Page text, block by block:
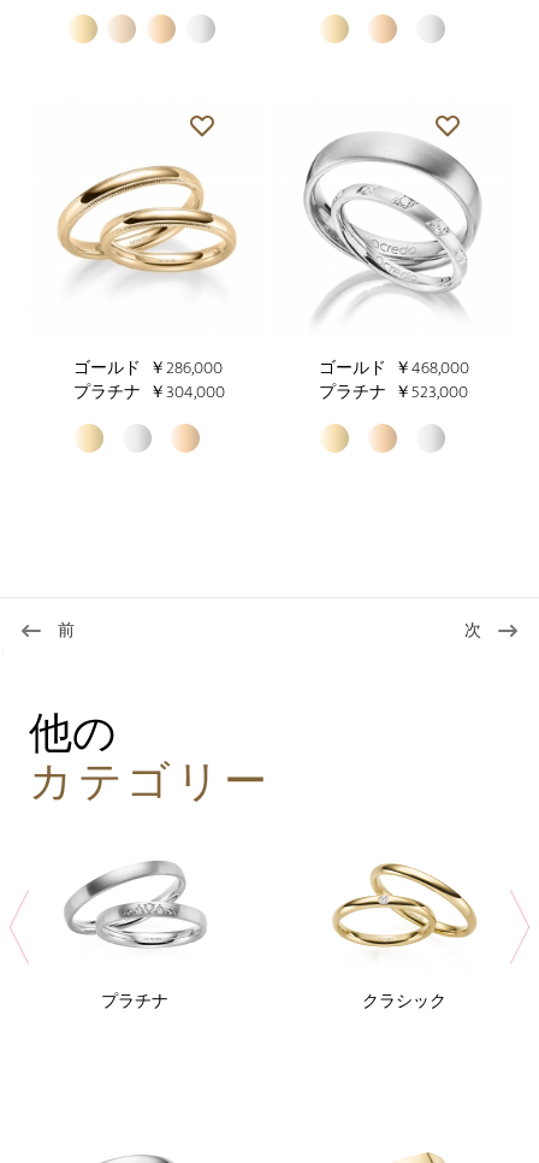
ゴールド ￥286,000
プラチナ ￥304,000
ゴールド ￥468,000
プラチナ ￥523,000
前 次
他の
カテゴリー
プラチナ クラシック